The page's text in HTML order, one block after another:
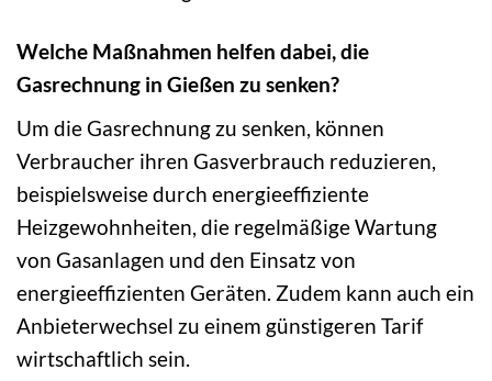
Welche Maßnahmen helfen dabei, die
Gasrechnung in Gießen zu senken?
Um die Gasrechnung zu senken, können
Verbraucher ihren Gasverbrauch reduzieren,
beispielsweise durch energieeffiziente
Heizgewohnheiten, die regelmäßige Wartung
von Gasanlagen und den Einsatz von
energieeffizienten Geräten. Zudem kann auch ein
Anbieterwechsel zu einem günstigeren Tarif
wirtschaftlich sein.